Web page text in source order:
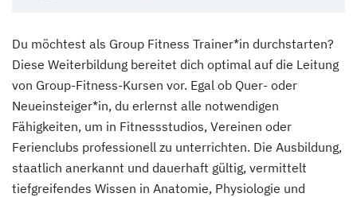
Du möchtest als Group Fitness Trainer*in durchstarten?
Diese Weiterbildung bereitet dich optimal auf die Leitung
von Group-Fitness-Kursen vor. Egal ob Quer- oder
Neueinsteiger*in, du erlernst alle notwendigen
Fähigkeiten, um in Fitnessstudios, Vereinen oder
Ferienclubs professionell zu unterrichten. Die Ausbildung,
staatlich anerkannt und dauerhaft gültig, vermittelt
tiefgreifendes Wissen in Anatomie, Physiologie und